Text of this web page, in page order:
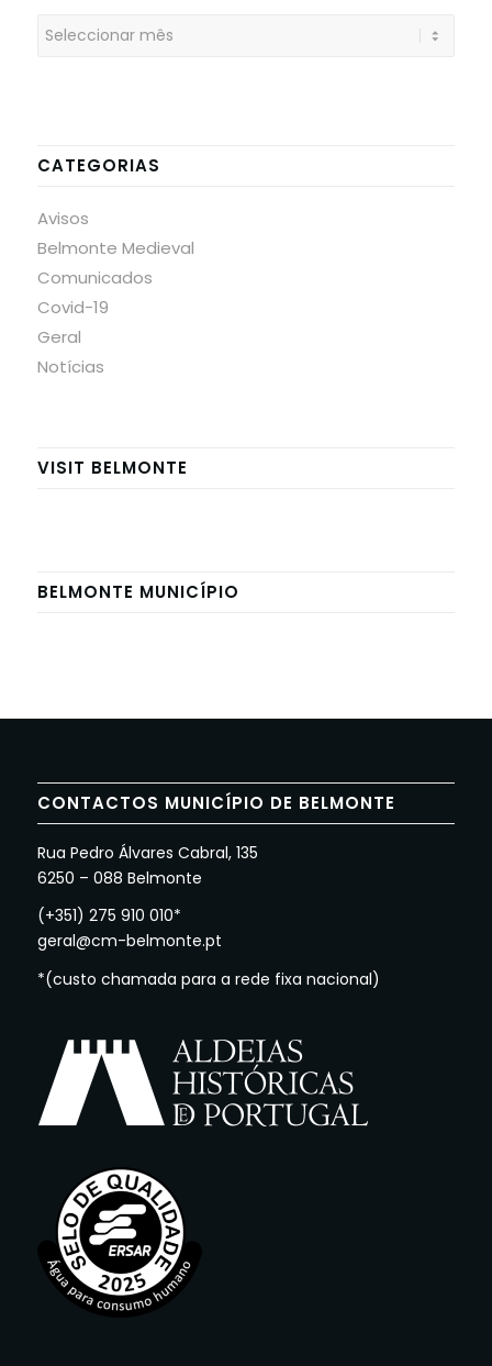
CATEGORIAS
Avisos
Belmonte Medieval
Comunicados
Covid-19
Geral
Notícias
VISIT BELMONTE
BELMONTE MUNICÍPIO
CONTACTOS MUNICÍPIO DE BELMONTE
Rua Pedro Álvares Cabral, 135
6250 – 088 Belmonte
(+351) 275 910 010*
geral@cm-belmonte.pt
*(custo chamada para a rede fixa nacional)